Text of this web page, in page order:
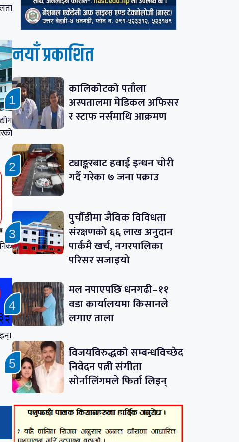
नयाँ प्रकाशित
कालिकोटको पताँला
अस्पतालमा मेडिकल अफिसर
र स्टाफ नर्समाथि आक्रमण
ट्याङ्करबाट हवाई इन्धन चोरी
गर्दै गरेका ७ जना पक्राउ
पुर्चौडीमा जैविक विविधता
संरक्षणको ६६ लाख अनुदान
पार्कमै खर्च, नगरपालिका
परिसर सजाइयो
मल नपाएपछि धनगढी–११
वडा कार्यालयमा किसानले
लगाए ताला
विजयविरुद्धको सम्बन्धविच्छेद
निवेदन पत्नी संगीता
सोर्नालिंगमले फिर्ता लिइन्